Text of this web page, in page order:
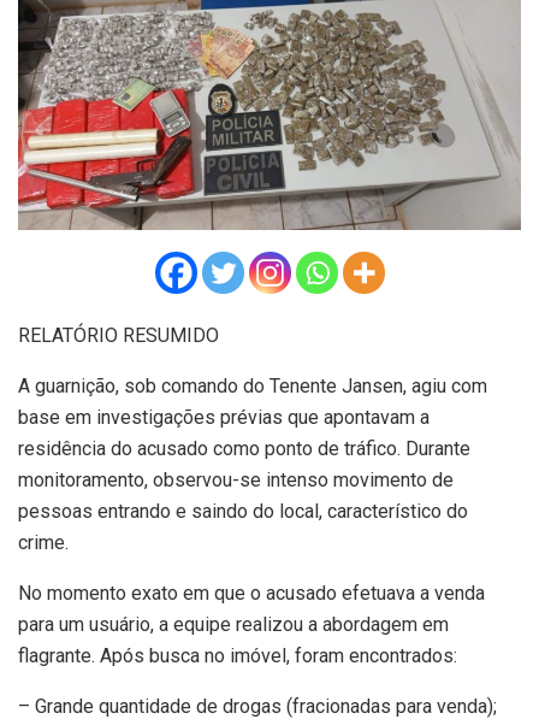
RELATÓRIO RESUMIDO
A guarnição, sob comando do Tenente Jansen, agiu com
base em investigações prévias que apontavam a
residência do acusado como ponto de tráfico. Durante
monitoramento, observou-se intenso movimento de
pessoas entrando e saindo do local, característico do
crime.
No momento exato em que o acusado efetuava a venda
para um usuário, a equipe realizou a abordagem em
flagrante. Após busca no imóvel, foram encontrados:
– Grande quantidade de drogas (fracionadas para venda);